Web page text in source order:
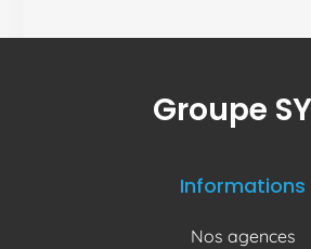
Groupe
Informations
Nos agences